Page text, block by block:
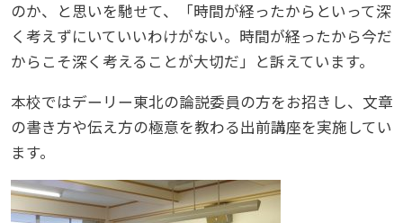
のか、と思いを馳せて、「時間が経ったからといって深
く考えずにいていいわけがない。時間が経ったから今だ
からこそ深く考えることが大切だ」と訴えています。
本校ではデーリー東北の論説委員の方をお招きし、文章
の書き方や伝え方の極意を教わる出前講座を実施してい
ます。